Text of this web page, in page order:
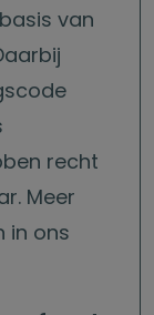
van
recht
Meer
in ons